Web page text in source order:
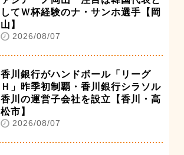
してＷ杯経験のナ・サンホ選手【岡
山】
2026/08/07
香川銀行がハンドボール「リーグ
Ｈ」昨季初制覇・香川銀行シラソル
香川の運営子会社を設立【香川・高
松市】
2026/08/07